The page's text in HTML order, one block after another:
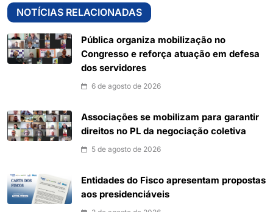
NOTÍCIAS RELACIONADAS
Pública organiza mobilização no
Congresso e reforça atuação em defesa
dos servidores
6 de agosto de 2026
Associações se mobilizam para garantir
direitos no PL da negociação coletiva
5 de agosto de 2026
Entidades do Fisco apresentam propostas
aos presidenciáveis